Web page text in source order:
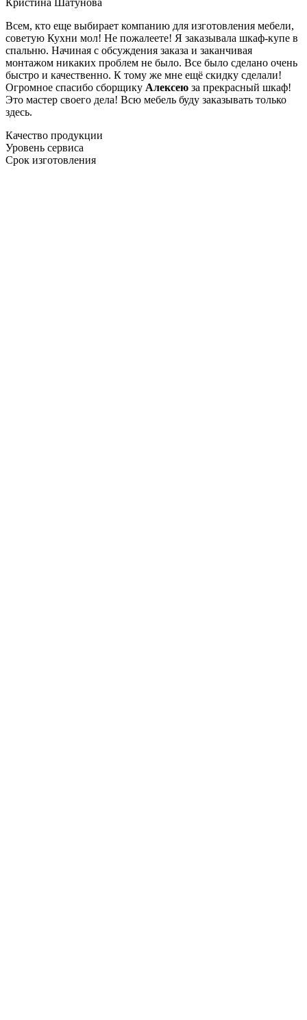
Всем, кто еще выбирает компанию для изготовления мебели,
советую Кухни мол! Не пожалеете! Я заказывала шкаф-купе в
спальню. Начиная с обсуждения заказа и заканчивая
монтажом никаких проблем не было. Все было сделано очень
быстро и качественно. К тому же мне ещё скидку сделали!
Огромное спасибо сборщику Алексею за прекрасный шкаф!
Это мастер своего дела! Всю мебель буду заказывать только
здесь.
Качество продукции
Уровень сервиса
Срок изготовления